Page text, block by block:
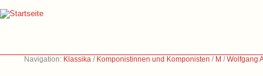
Navigation: Klassika / Komponistinnen und Komponisten / M /Wolfgang